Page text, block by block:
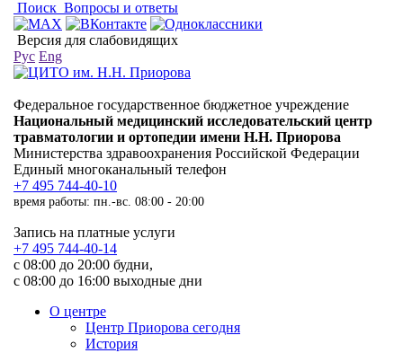
Поиск Вопросы и ответы
Версия для слабовидящих
Рус Eng
Федеральное государственное бюджетное учреждение
Национальный медицинский исследовательский центр
травматологии и ортопедии имени Н.Н. Приорова
Министерства здравоохранения Российской Федерации
Единый многоканальный телефон
+7 495 744-40-10
время работы: пн.-вс. 08:00 - 20:00
Запись на платные услуги
+7 495 744-40-14
с 08:00 до 20:00 будни,
с 08:00 до 16:00 выходные дни
О центре
Центр Приорова сегодня
История